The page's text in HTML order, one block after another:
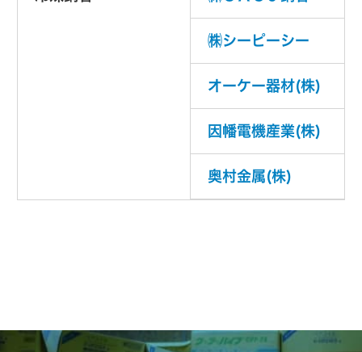
㈱シーピーシー
オーケー器材(株)
因幡電機産業(株)
奥村金属(株)